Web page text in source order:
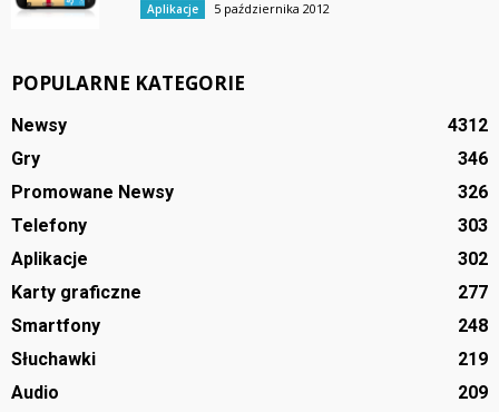
Aplikacje 5 października 2012
POPULARNE KATEGORIE
Newsy
4312
Gry
346
Promowane Newsy
326
Telefony
303
Aplikacje
302
Karty graficzne
277
Smartfony
248
Słuchawki
219
Audio
209